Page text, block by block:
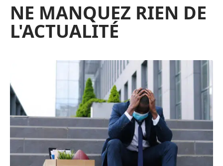
NE MANQUEZ RIEN DE
L'ACTUALITÉ